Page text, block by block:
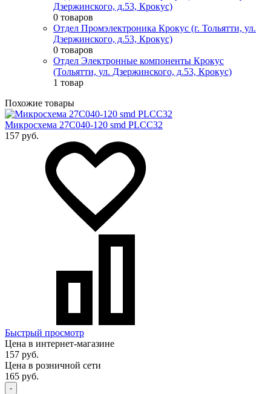
Дзержинского, д.53, Крокус)
0 товаров
Отдел Промэлектроника Крокус (г. Тольятти, ул.
Дзержинского, д.53, Крокус)
0 товаров
Отдел Электронные компоненты Крокус
(Тольятти, ул. Дзержинского, д.53, Крокус)
1 товар
Похожие товары
Микросхема 27C040-120 smd PLCC32
157 руб.
Быстрый просмотр
Цена в интернет-магазине
157 руб.
Цена в розничной сети
165 руб.
-